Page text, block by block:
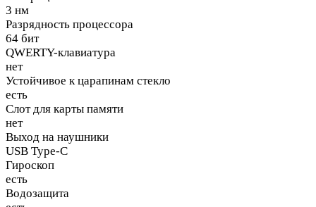
3 нм
Разрядность процессора
64 бит
QWERTY-клавиатура
нет
Устойчивое к царапинам стекло
есть
Слот для карты памяти
нет
Выход на наушники
USB Type-C
Гироскоп
есть
Водозащита